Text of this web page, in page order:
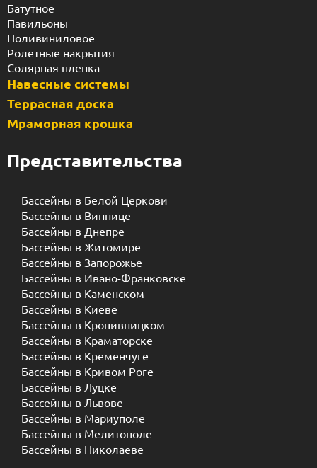
Батутное
Павильоны
Поливиниловое
Ролетные накрытия
Солярная пленка
Навесные системы
Террасная доска
Мраморная крошка
Представительства
Бассейны в Белой Церкови
Бассейны в Виннице
Бассейны в Днепре
Бассейны в Житомире
Бассейны в Запорожье
Бассейны в Ивано-Франковске
Бассейны в Каменском
Бассейны в Киеве
Бассейны в Кропивницком
Бассейны в Краматорске
Бассейны в Кременчуге
Бассейны в Кривом Роге
Бассейны в Луцке
Бассейны в Львове
Бассейны в Мариуполе
Бассейны в Мелитополе
Бассейны в Николаеве